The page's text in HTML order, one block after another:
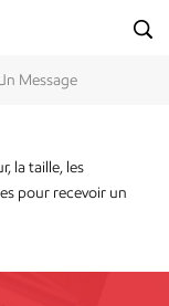
Message
la taille, les
pour recevoir un